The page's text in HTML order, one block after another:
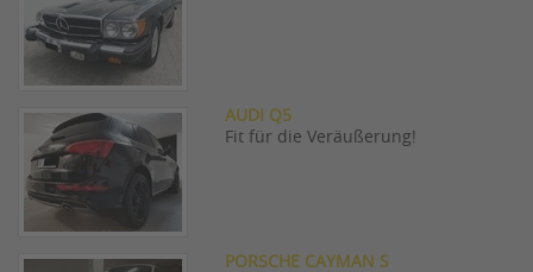
AUDI Q5
Fit für die Veräußerung!
PORSCHE CAYMAN S